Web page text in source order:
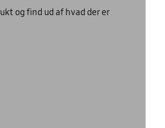
og find ud af hvad der er